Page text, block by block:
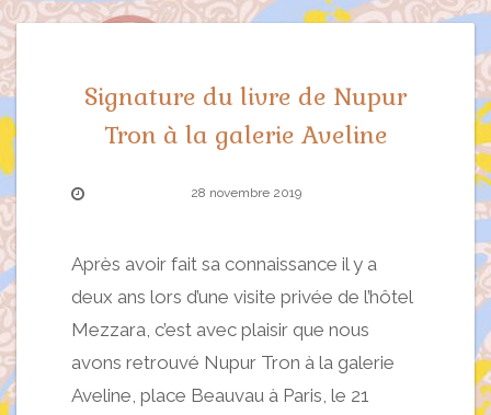
Signature du livre de Nupur
Tron à la galerie Aveline
28 novembre 2019
Après avoir fait sa connaissance il y a
deux ans lors d’une visite privée de l’hôtel
Mezzara, c’est avec plaisir que nous
avons retrouvé Nupur Tron à la galerie
Aveline, place Beauvau à Paris, le 21